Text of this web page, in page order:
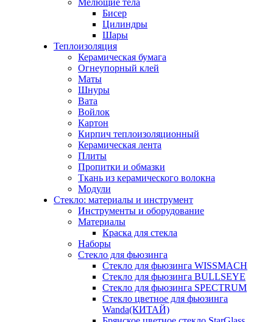
Мелющие тела
Бисер
Цилиндры
Шары
Теплоизоляция
Керамическая бумага
Огнеупорный клей
Маты
Шнуры
Вата
Войлок
Картон
Кирпич теплоизоляционный
Керамическая лента
Плиты
Пропитки и обмазки
Ткань из керамического волокна
Модули
Стекло: материалы и инструмент
Инструменты и оборудование
Материалы
Краска для стекла
Наборы
Стекло для фьюзинга
Стекло для фьюзинга WISSMACH
Стекло для фьюзинга BULLSEYE
Стекло для фьюзинга SPECTRUM
Стекло цветное для фьюзинга
Wanda(КИТАЙ)